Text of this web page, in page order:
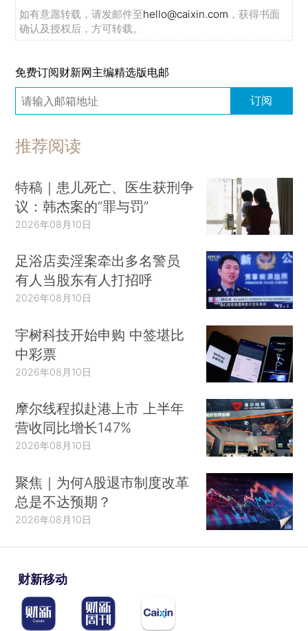
如有意愿转载，请发邮件至hello@caixin.com ，获得书面
确认及授权后，方可转载。
免费订阅财新网主编精选版电邮
订阅
推荐阅读
特稿｜患儿死亡、医生获刑争
议：韩杰案的“罪与罚”
2026年08月10日
足浴店卖淫案牵出多名警员
有人当股东有人打招呼
2026年08月10日
宇树科技开始申购 中签堪比
中彩票
2026年08月10日
摩尔线程拟赴港上市 上半年
营收同比增长147%
2026年08月10日
聚焦｜为何A股退市制度改革
总是不达预期？
2026年08月10日
财新移动